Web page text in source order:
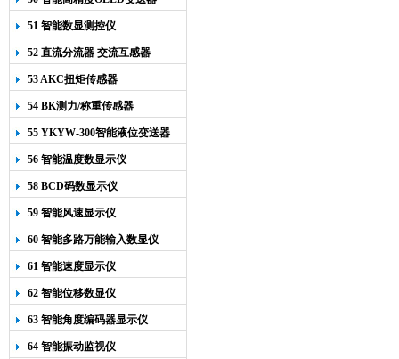
YK-218
51 智能数显测控仪
52 直流分流器 交流互感器
53 AKC扭矩传感器
54 BK测力/称重传感器
55 YKYW-300智能液位变送器
56 智能温度数显示仪
58 BCD码数显示仪
59 智能风速显示仪
60 智能多路万能输入数显仪
61 智能速度显示仪
62 智能位移数显仪
63 智能角度编码器显示仪
64 智能振动监视仪